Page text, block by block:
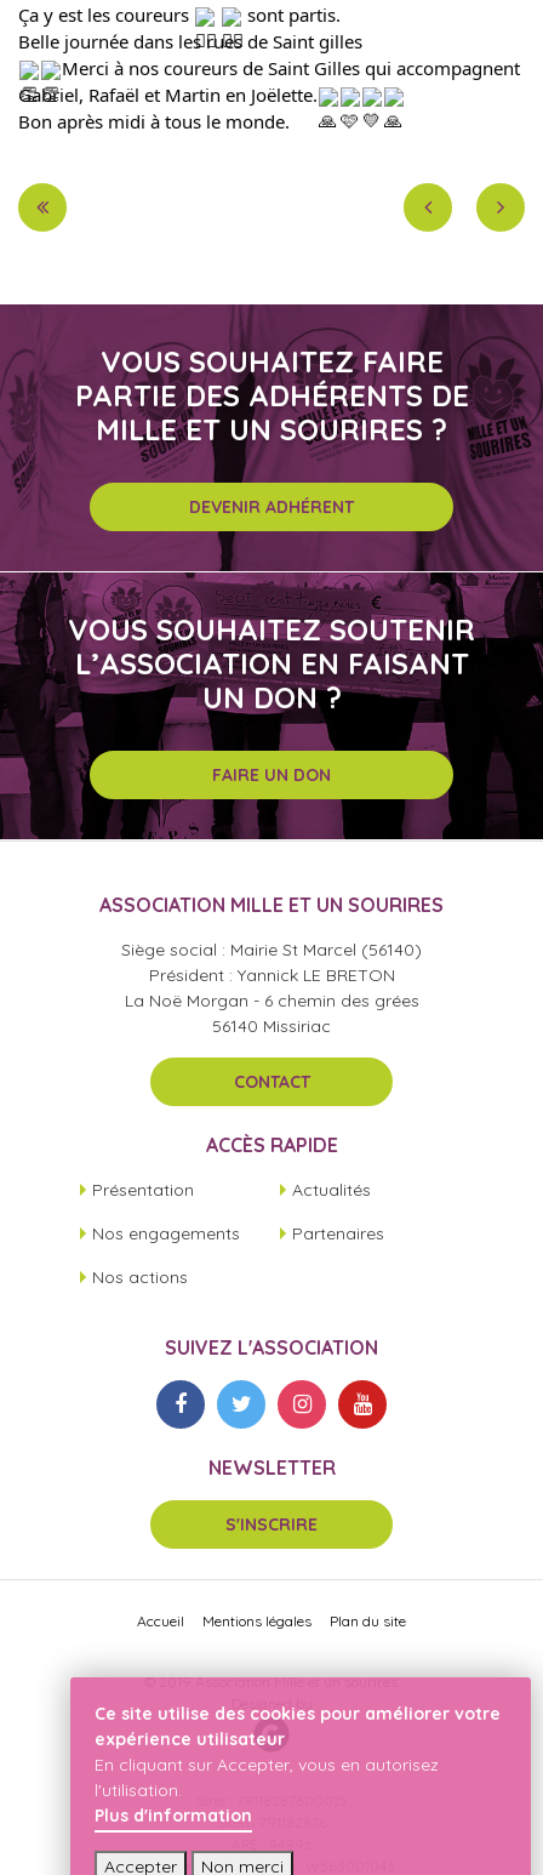
Ça y est les coureurs
sont partis.
Belle journée dans les rues de Saint gilles
Merci à nos coureurs de Saint Gilles qui accompagnent
Gabriel, Rafaël et Martin en Joëlette.
Bon après midi à tous le monde.
VOUS SOUHAITEZ FAIRE
PARTIE DES ADHÉRENTS DE
MILLE ET UN SOURIRES ?
DEVENIR ADHÉRENT
VOUS SOUHAITEZ SOUTENIR
L’ASSOCIATION EN FAISANT
UN DON ?
FAIRE UN DON
ASSOCIATION MILLE ET UN SOURIRES
Siège social : Mairie St Marcel (56140)
Président : Yannick LE BRETON
La Noë Morgan - 6 chemin des grées
56140 Missiriac
CONTACT
ACCÈS RAPIDE
Présentation
Actualités
Nos engagements
Partenaires
Nos actions
SUIVEZ L'ASSOCIATION
NEWSLETTER
S'INSCRIRE
Accueil Mentions légales Plan du site
© 2019 Association Mille et un sourires.
Designed by
Siren : 791182876
Declaration Préfécture : W563001043
Ce site utilise des cookies pour améliorer votre
expérience utilisateur
En cliquant sur Accepter, vous en autorisez
l'utilisation.
Plus d'information
Accepter Non merci